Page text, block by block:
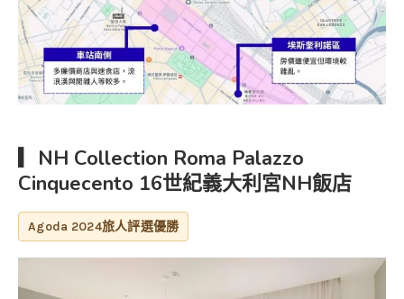
▎NH Collection Roma Palazzo
Cinquecento 16世紀義大利宮NH飯店
Agoda 2024旅人評選優勝